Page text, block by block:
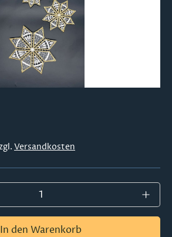
Versandkosten
Gib den gewünschten
In den Warenkorb